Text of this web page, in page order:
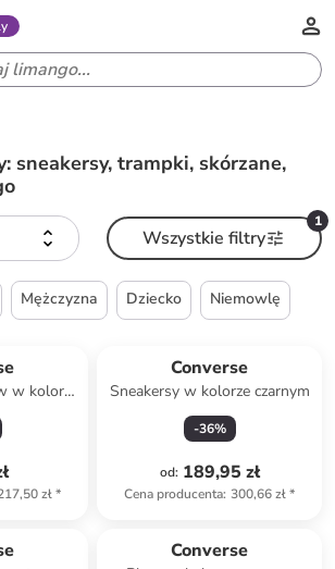
sneakersy, trampki, skórzane,
1
Wszystkie filtry
Mężczyzna Dziecko Niemowlę
w kolorze
zł*
Converse
Sneakersy w kolorze czarnym
-36%
od: 189,95 zł
Cena producenta: 300,66 zł*
Converse